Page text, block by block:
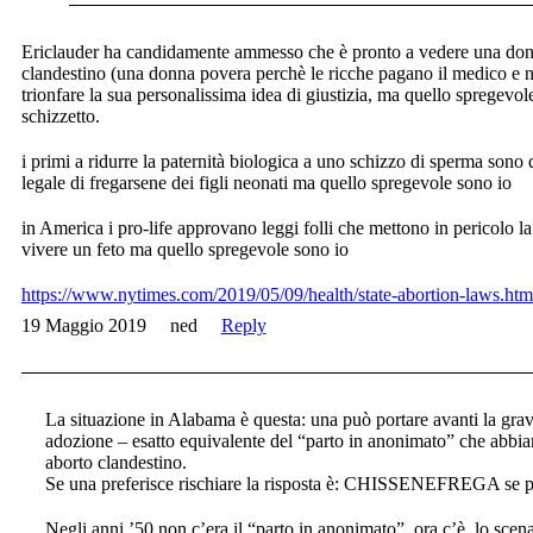
Ericlauder ha candidamente ammesso che è pronto a vedere una
clandestino (una donna povera perchè le ricche pagano il medico e
trionfare la sua personalissima idea di giustizia, ma quello
schizzetto.
i primi a ridurre la paternità biologica a uno schizzo di sperma
legale di fregarsene dei figli neonati ma quello spregevole sono io
in America i pro-life approvano leggi folli che mettono in pericolo
vivere un feto ma quello spregevole sono io
https://www.nytimes.com/2019/05/09/health/state-abortion-
19 Maggio 2019
ned Reply
La situazione in Alabama è questa: una può portare avanti la
adozione – esatto equivalente del “parto in anonimato” che
aborto clandestino.
Se una preferisce rischiare la risposta è: CHISSENEFREGA se